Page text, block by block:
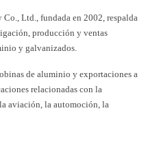
Ltd., fundada en 2002, respalda
producción y ventas
y galvanizados.
de aluminio y exportaciones a
relacionadas con la
aviación, la automoción, la